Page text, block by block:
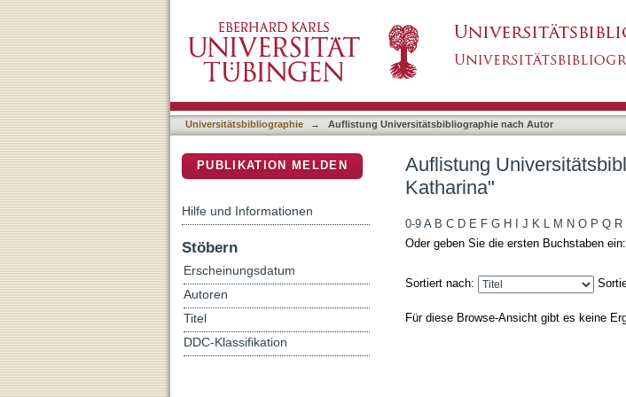
Universitätsbibliographie → Auflistung Universitätsbibliographie nach Autor
Auflistung
Katharina"
0-9 A B C D E F G H J K L M N O P Q R
Oder geben Sie die ersten Buchstaben ein:
Sortiert nach:
Für diese Browse-Ansicht gibt es keine
PUBLIKATION MELDEN
Hilfe und Informationen
Stöbern
Erscheinungsdatum
Autoren
Titel
DDC-Klassifikation